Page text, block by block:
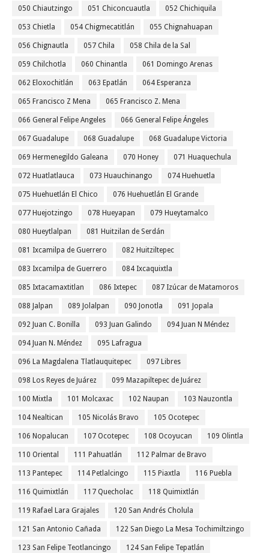
050 Chiautzingo 051 Chiconcuautla 052 Chichiquila
053 Chietla 054 Chigmecatitlán 055 Chignahuapan
056 Chignautla 057 Chila 058 Chila de la Sal
059 Chilchotla 060 Chinantla 061 Domingo Arenas
062 Eloxochitlán 063 Epatlán 064 Esperanza
065 Francisco Z Mena 065 Francisco Z. Mena
066 General Felipe Angeles 066 General Felipe Ángeles
067 Guadalupe 068 Guadalupe 068 Guadalupe Victoria
069 Hermenegildo Galeana 070 Honey 071 Huaquechula
072 Huatlatlauca 073 Huauchinango 074 Huehuetla
075 Huehuetlán El Chico 076 Huehuetlán El Grande
077 Huejotzingo 078 Hueyapan 079 Hueytamalco
080 Hueytlalpan 081 Huitzilan de Serdán
081 Ixcamilpa de Guerrero 082 Huitziltepec
083 Ixcamilpa de Guerrero 084 Ixcaquixtla
085 Ixtacamaxtitlan 086 Ixtepec 087 Izúcar de Matamoros
088 Jalpan 089 Jolalpan 090 Jonotla 091 Jopala
092 Juan C. Bonilla 093 Juan Galindo 094 Juan N Méndez
094 Juan N. Méndez 095 Lafragua
096 La Magdalena Tlatlauquitepec 097 Libres
098 Los Reyes de Juárez 099 Mazapiltepec de Juárez
100 Mixtla 101 Molcaxac 102 Naupan 103 Nauzontla
104 Nealtican 105 Nicolás Bravo 105 Ocotepec
106 Nopalucan 107 Ocotepec 108 Ocoyucan 109 Olintla
110 Oriental 111 Pahuatlán 112 Palmar de Bravo
113 Pantepec 114 Petlalcingo 115 Piaxtla 116 Puebla
116 Quimixtlán 117 Quecholac 118 Quimixtlán
119 Rafael Lara Grajales 120 San Andrés Cholula
121 San Antonio Cañada 122 San Diego La Mesa Tochimiltzingo
123 San Felipe Teotlancingo 124 San Felipe Tepatlán